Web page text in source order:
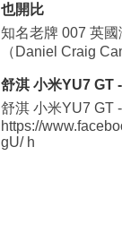
也開比
知名老牌 007 英國
（Daniel Craig
舒淇 小米YU7 GT
舒淇 小米YU7 GT
https://
gU/ h